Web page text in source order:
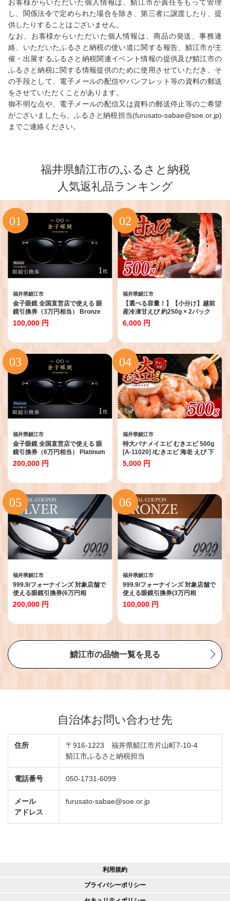
お客様からいただいた個人情報は、鯖江市が責任をもって管理
し、関係法令で定められた場合を除き、第三者に譲渡したり、提
供したりすることはございません。
なお、お客様からいただいた個人情報は、商品の発送、事務連
絡、いただいたふるさと納税の使い道に関する報告、鯖江市が主
催・出展するふるさと納税関連イベント情報の提供及び鯖江市の
ふるさと納税に関する情報提供のために使用させていただき、そ
の手段として、電子メールの配信やパンフレット等の資料の郵送
をさせていただくことがあります。
御不明な点や、電子メールの配信又は資料の郵送停止等のご希望
がございましたら、ふるさと納税担当(furusato-sabae@soe.or.jp)
までご連絡ください。
福井県鯖江市のふるさと納税
人気返礼品ランキング
福井県鯖江市
金子眼鏡 全国直営店で使える 眼
鏡引換券（3万円相当） Bronze
[H-09701] / 鯖江市産眼鏡 引換券
チケット 高級眼鏡 眼鏡 メガネ め
ディース あとから 選べる ふるさ
と納税めがね 金子眼鏡 鯖江 ふる
さと納税
100,000 円
福井県鯖江市
【選べる容量！】【小分け】越前
産冷凍甘えび 約250g × 2パック
合計約500g [A-11009] / 甘えび 甘
エビ えび 甘エビ 海老 海鮮 刺身
6,000 円
福井県鯖江市
金子眼鏡 全国直営店で使える 眼
鏡引換券（6万円相当） Platinum
[N-09701] / 鯖江市産眼鏡 引換券
チケット 高級眼鏡 眼鏡 メガネ め
ディース あとから 選べる ふるさ
と納税めがね 金子眼鏡 鯖江 ふる
さと納税
200,000 円
福井県鯖江市
特大バナメイエビ むきエビ 500g
[A-11020] /むきエビ 海老 えび 下
処理済 背ワタなし 冷凍 時短 簡単
使いやすい 福井県鯖江市
5,000 円
福井県鯖江市
999.9/フォーナインズ 対象店舗で
使える眼鏡引換券(6万円相
当)Silver [N-11401] / 鯖江産めが
ね 引換券 チケット 高級眼
レンズ サングラス ふるさと納
m
200,000 円
福井県鯖江市
999.9/フォーナインズ 対象店舗で
使える眼鏡引換券(3万円相
当)Bronze [H-11401] / 鯖江産め
がね 引換券 チケット 高級眼
レンズ サングラス ふるさと納
m
100,000 円
鯖江市の品物一覧を見る
自治体お問い合わせ先
住所
〒916-1223 福井県鯖江市片山町7-10-4
鯖江市ふるさと納税担当
電話番号 050-1731-6099
メール
アドレス
furusato-sabae@soe.or.jp
利用規約
プライバシーポリシー